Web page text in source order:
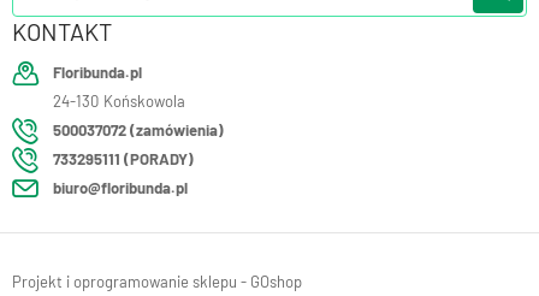
KONTAKT
Floribunda.pl
24-130 Końskowola
500037072 (zamówienia)
733295111 (PORADY)
biuro@floribunda.pl
Projekt i oprogramowanie sklepu - GOshop